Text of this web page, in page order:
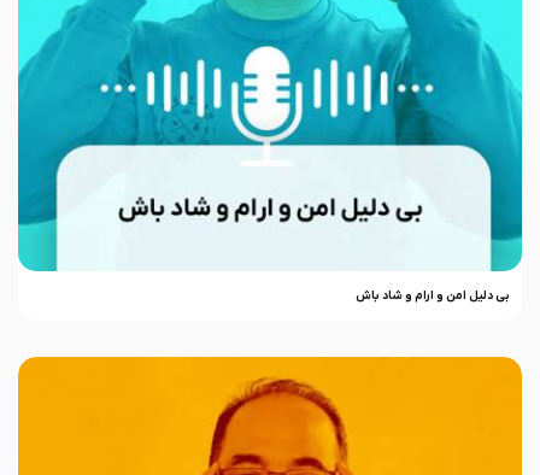
بی دلیل امن و ارام و شاد باش